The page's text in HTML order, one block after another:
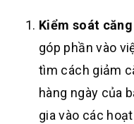
Kiểm soát
góp phần vào
tìm cách giảm
hàng ngày của
gia vào các